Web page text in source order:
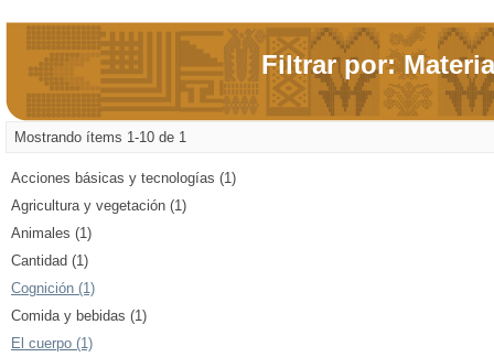
Filtrar por: Materia
Mostrando ítems 1-10 de 1
Acciones básicas y tecnologías (1)
Agricultura y vegetación (1)
Animales (1)
Cantidad (1)
Cognición (1)
Comida y bebidas (1)
El cuerpo (1)